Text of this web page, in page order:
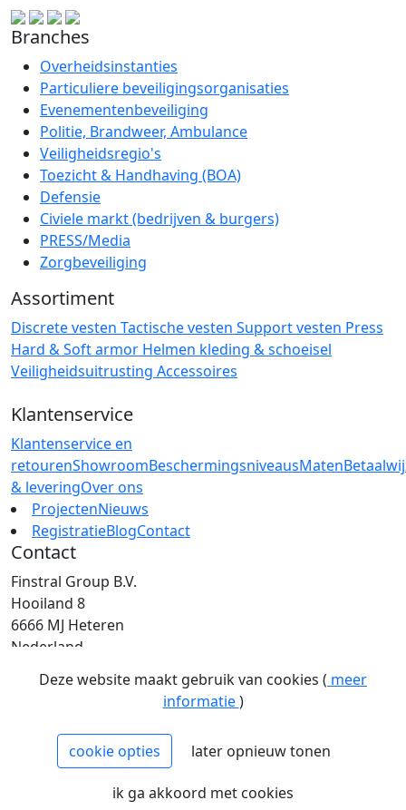
Branches
Overheidsinstanties
Particuliere beveiligingsorganisaties
Evenementenbeveiliging
Politie, Brandweer, Ambulance
Veiligheidsregio's
Toezicht & Handhaving (BOA)
Defensie
Civiele markt (bedrijven & burgers)
PRESS/Media
Zorgbeveiliging
Assortiment
Discrete vesten Tactische vesten Support vesten Press
Hard & Soft armor Helmen kleding & schoeisel
Veiligheidsuitrusting Accessoires
Klantenservice
Klantenservice en
retourenShowroomBeschermingsniveausMaten
& leveringOver ons
ProjectenNieuws
RegistratieBlogContact
Contact
Finstral Group B.V.
Hooiland 8
6666 MJ Heteren
Nederland
E: info@finstral.nl
BTW: NL813263025B01
EORI: NL813263025
NCAGE: H2NM0
Deze website maakt gebruik van cookies ( meer
informatie)
cookie opties later opnieuw tonen
ik ga akkoord met cookies